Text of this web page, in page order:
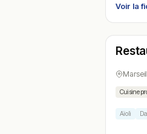
Voir la
N° 24
Ouvert
Cuisine
Aïoli